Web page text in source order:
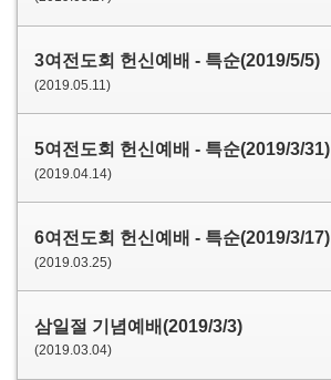
3여전도회 헌신예배 - 특순(2019/5/5)
(2019.05.11)
5여전도회 헌신예배 - 특순(2019/3/31)
(2019.04.14)
6여전도회 헌신예배 - 특순(2019/3/17)
(2019.03.25)
삼일절 기념예배(2019/3/3)
(2019.03.04)